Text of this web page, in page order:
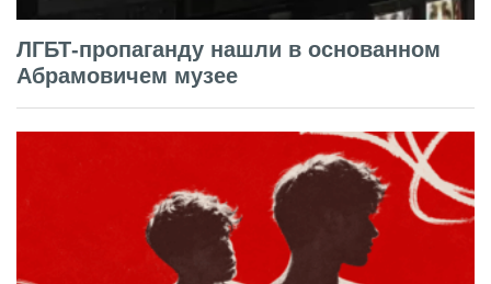
ЛГБТ-пропаганду нашли в основанном
Абрамовичем музее